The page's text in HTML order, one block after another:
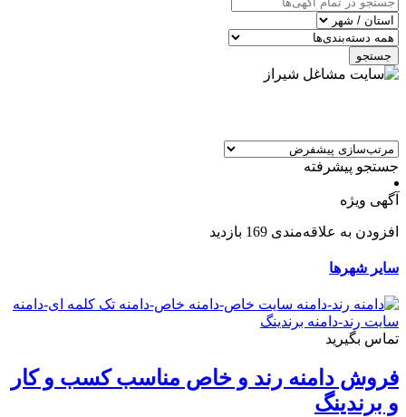
جستجو
جستجو پیشرفته
آگهی ویژه
افزودن به علاقه‌مندی 169 بازدید
سایر شهرها
تماس بگیرید
فروش دامنه رند و خاص مناسب کسب و کار
و برندینگ